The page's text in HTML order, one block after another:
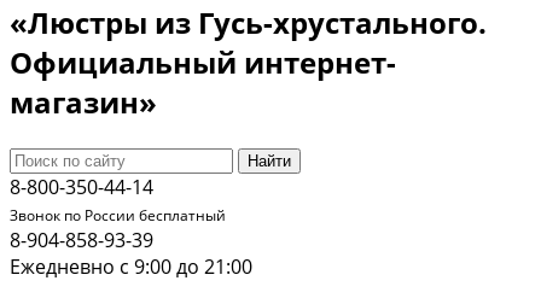
«Люстры из Гусь-хрустального.
Официальный интернет-
магазин»
Найти
8-800-350-44-14
Звонок по России бесплатный
8-904-858-93-39
Ежедневно с 9:00 до 21:00